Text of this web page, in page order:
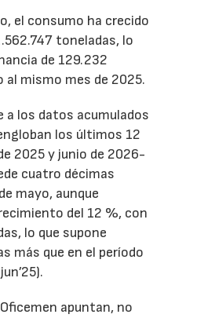
el consumo ha crecido
toneladas, lo
de 129.232
mismo mes de 2025.
a los datos acumulados
los últimos 12
2025 y junio de 2026-
cuatro décimas
mayo, aunque
del 12 %, con
lo que supone
más que en el período
apuntan, no